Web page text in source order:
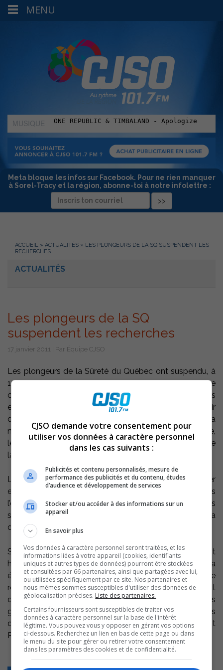
MUSIQUE
:
Meta bloque les infos sur Facebook. Pour ne rien manquer
à Sorel-Tracy et la région, abonne-toi à notre infolettre :
ACCUEIL » ACTUALITÉS » LES PLONGEURS DE LA SQ SUSPENDENT LES
RECHERCHES
ACTUALITÉS
Les plongeurs de la SQ
suspendent les recherches
17 janvier 2011 | Par Équipe CJSO
Les plongeurs de la Sûreté du Québec ont suspendu, à
13 h. 15, aujourd’hui, les recherches pour retrouver le
corps de la dame de 53 ans portée disparue dans les
eaux du fleuve Saint-Laurent, vers 18 h. 45 samedi soir
dernier, à la hauteur de l’île des Barques dans la
municipalité de Sainte-Anne-de-Sorel. Le froid intense,
le courant, le mouvement des glaces sont à l’origine de
la décision.
La dame chevauchait un VTT-Quad, avec un passager
et pour une raison inconnue elle se serait dirigée vers
l’eau claire. Un témoin de l’accident a tenté de les
secourir mais n’est parvenu qu’à sauver l’homme. La
dame aurait coulé à pic.
Selon la Sûreté du Québec, tout ce qui était
humainement possible de faire, dans les circonstances, a
été fait, hélas sans résultat. Il n’est pas exclu de
reprendre les recherches avant le printemps. Tout
dépendra de la température et du mouvement des
glaces de préciser le responsable des communications
de la Sûreté du Québec en Montérégie, le sergent
Ronald Mcinnis.
MENU
CJSO demande votre consentement pour
utiliser vos données à caractère personnel
dans les cas suivants :
Publicités et contenu personnalisés, mesure de
performance des publicités et du contenu, études
d’audience et développement de services
Stocker et/ou accéder à des informations sur un
appareil
En savoir plus
Vos données à caractère personnel seront traitées, et les
informations liées à votre appareil (cookies, identifiants
uniques et autres types de données) pourront être stockées
et consultées par 66 partenaires, ainsi que partagées avec lui,
ou utilisées spécifiquement par ce site. Nos partenaires et
nous-mêmes sommes susceptibles d'utiliser des données de
géolocalisation précises. Liste des partenaires.
Certains fournisseurs sont susceptibles de traiter vos
données à caractère personnel sur la base de l'intérêt
légitime. Vous pouvez vous y opposer en gérant vos options
ci-dessous. Recherchez un lien en bas de cette page ou dans
le menu du site pour gérer ou retirer votre consentement
dans les paramètres des cookies et de confidentialité.